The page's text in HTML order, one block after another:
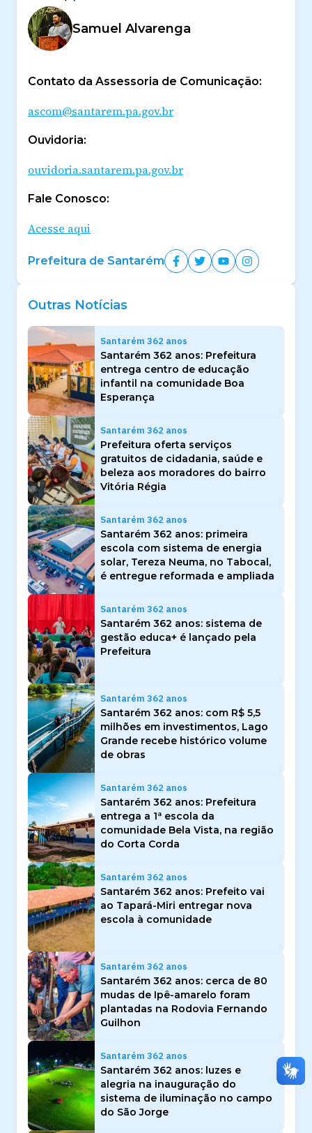
Samuel Alvarenga
Contato da Assessoria de Comunicação:
ascom@santarem.pa.gov.br
Ouvidoria:
ouvidoria.santarem.pa.gov.br
Fale Conosco:
Acesse aqui
Prefeitura de Santarém
Outras Notícias
Santarém 362 anos
Santarém 362 anos: Prefeitura
entrega centro de educação
infantil na comunidade Boa
Esperança
Santarém 362 anos
Prefeitura oferta serviços
gratuitos de cidadania, saúde e
beleza aos moradores do bairro
Vitória Régia
Santarém 362 anos
Santarém 362 anos: primeira
escola com sistema de energia
solar, Tereza Neuma, no Tabocal,
é entregue reformada e ampliada
Santarém 362 anos
Santarém 362 anos: sistema de
gestão educa+ é lançado pela
Prefeitura
Santarém 362 anos
Santarém 362 anos: com R$ 5,5
milhões em investimentos, Lago
Grande recebe histórico volume
de obras
Santarém 362 anos
Santarém 362 anos: Prefeitura
entrega a 1ª escola da
comunidade Bela Vista, na região
do Corta Corda
Santarém 362 anos
Santarém 362 anos: Prefeito vai
ao Tapará-Miri entregar nova
escola à comunidade
Santarém 362 anos
Santarém 362 anos: cerca de 80
mudas de Ipê-amarelo foram
plantadas na Rodovia Fernando
Guilhon
Santarém 362 anos
Santarém 362 anos: luzes e
alegria na inauguração do
sistema de iluminação no campo
do São Jorge